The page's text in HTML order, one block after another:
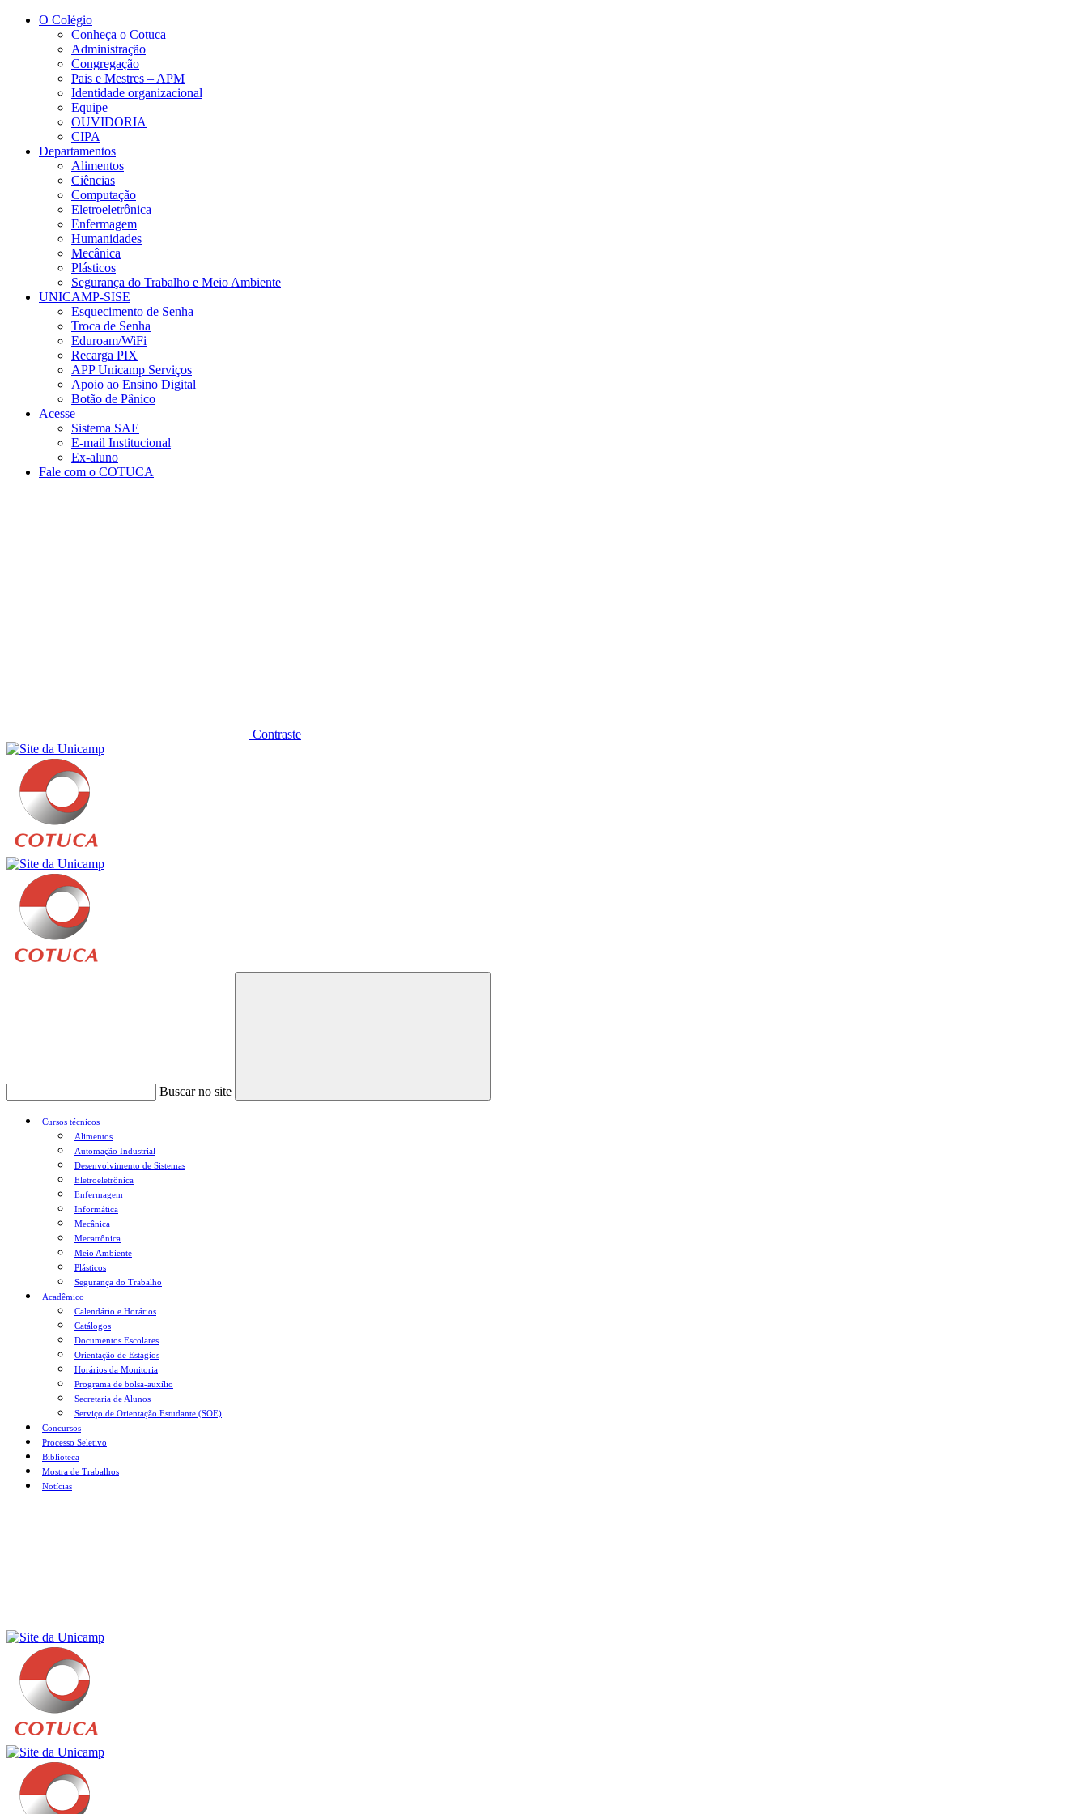
Conteúdo principal
O Colégio
Conheça o Cotuca
Administração
Congregação
Pais e Mestres – APM
Identidade organizacional
Equipe
OUVIDORIA
CIPA
Departamentos
Alimentos
Ciências
Computação
Eletroeletrônica
Enfermagem
Humanidades
Mecânica
Plásticos
Segurança do Trabalho e Meio Ambiente
UNICAMP-SISE
Esquecimento de Senha
Troca de Senha
Eduroam/WiFi
Recarga PIX
APP Unicamp Serviços
Apoio ao Ensino Digital
Botão de Pânico
Acesse
Sistema SAE
E-mail Institucional
Ex-aluno
Fale com o COTUCA
Contraste
Buscar no site
Buscar
Cursos técnicos
Alimentos
Automação Industrial
Desenvolvimento de Sistemas
Eletroeletrônica
Enfermagem
Informática
Mecânica
Mecatrônica
Meio Ambiente
Plásticos
Segurança do Trabalho
Acadêmico
Calendário e Horários
Catálogos
Documentos Escolares
Orientação de Estágios
Horários da Monitoria
Programa de bolsa-auxílio
Secretaria de Alunos
Serviço de Orientação Estudante (SOE)
Concursos
Processo Seletivo
Biblioteca
Mostra de Trabalhos
Notícias